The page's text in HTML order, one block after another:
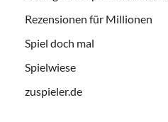
Rezensionen für Millionen
Spiel doch mal
Spielwiese
zuspieler.de